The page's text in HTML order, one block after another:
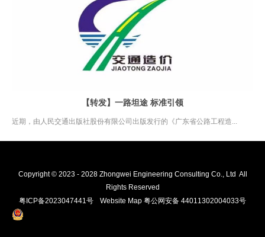
【转发】一路坦途 标准引领
近期，由人民交通出版社股份有限公司出版发行的《广东省公路工程造...
Copyright © 2023 - 2028 Zhongwei Engineering Consulting Co., Ltd All
Rights Reserved
粤ICP备2023047441号
Website Map 粤公网安备 44011302004033号